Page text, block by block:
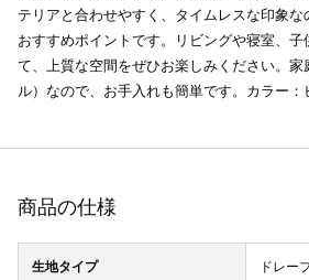
テリアと合わせやすく、タイムレスな印象な
おすすめポイントです。リビングや寝室、子
て、上質な空間をぜひお楽しみください。
ル）なので、お手入れも簡単です。カラー
商品の仕様
生地タイプ ドレー